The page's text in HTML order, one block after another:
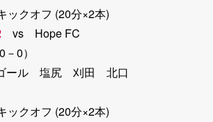
ックオフ (20分×2本)
vs Hope FC
0）
ール 塩尻 刈田 北口
ックオフ (20分×2本)